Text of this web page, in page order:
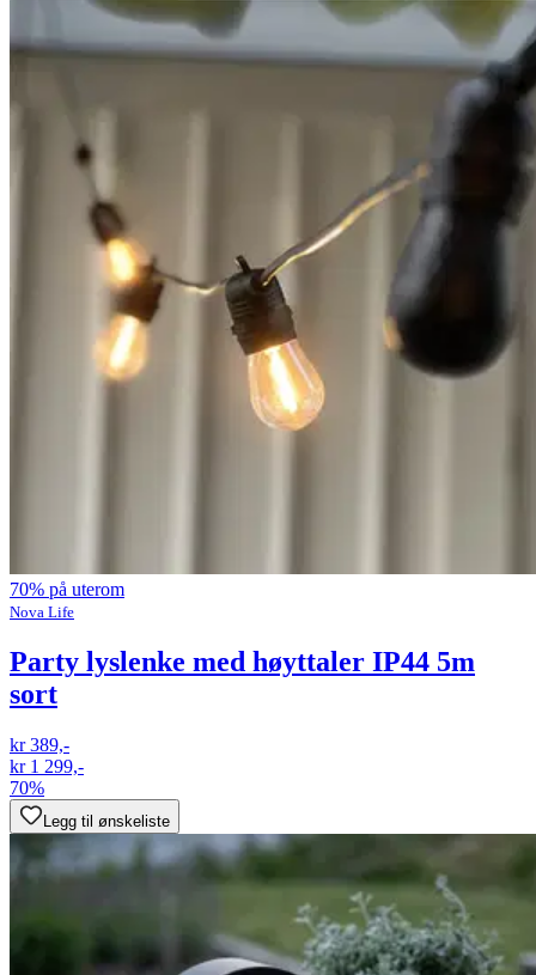
70% på uterom
Nova Life
Party lyslenke med høyttaler IP44 5m
sort
kr 389,-
kr 1 299,-
70%
Legg til ønskeliste